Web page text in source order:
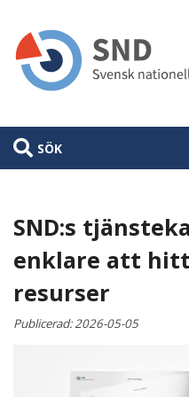
huvudinnehåll
SÖK
SND:s
enklare att
resurser
Publicerad:2026-05-05